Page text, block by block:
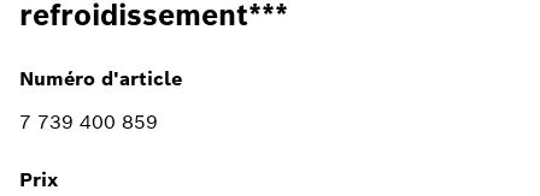
refroidissement***
Numéro d'article
7 739 400 859
Prix